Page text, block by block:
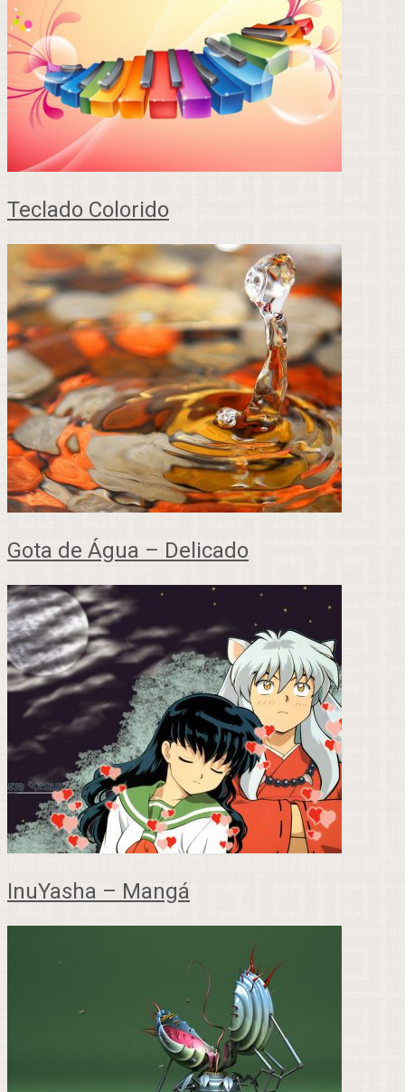
Teclado Colorido
Gota de Água – Delicado
InuYasha – Mangá